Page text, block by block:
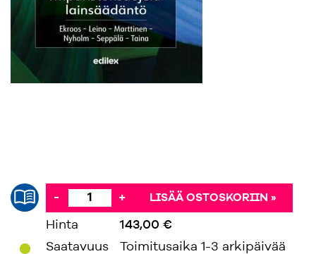
- + LISÄÄ OSTOSKORIIN »
Hinta
143,00 €
Saatavuus
Toimitusaika 1-3 arkipäivää